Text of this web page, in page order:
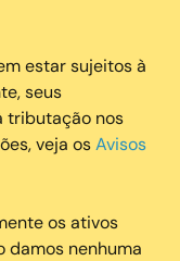
estar sujeitos à
seus
tributação nos
veja osAvisos
os ativos
damos nenhuma